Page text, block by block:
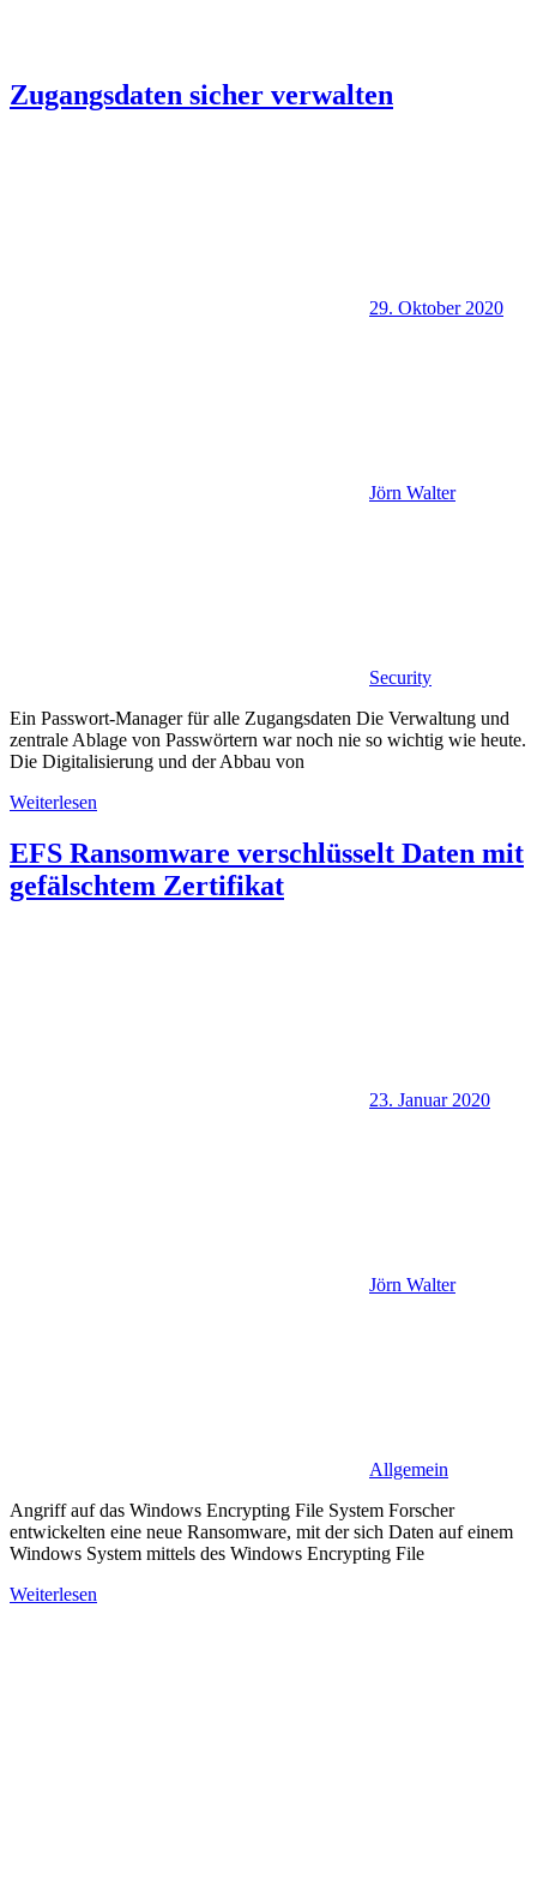
Zugangsdaten sicher verwalten
29. Oktober 2020
Jörn Walter
Security
Ein Passwort-Manager für alle Zugangsdaten Die Verwaltung und
zentrale Ablage von Passwörtern war noch nie so wichtig wie heute.
Die Digitalisierung und der Abbau von
Weiterlesen
EFS Ransomware verschlüsselt Daten mit
gefälschtem Zertifikat
23. Januar 2020
Jörn Walter
Allgemein
Angriff auf das Windows Encrypting File System Forscher
entwickelten eine neue Ransomware, mit der sich Daten auf einem
Windows System mittels des Windows Encrypting File
Weiterlesen